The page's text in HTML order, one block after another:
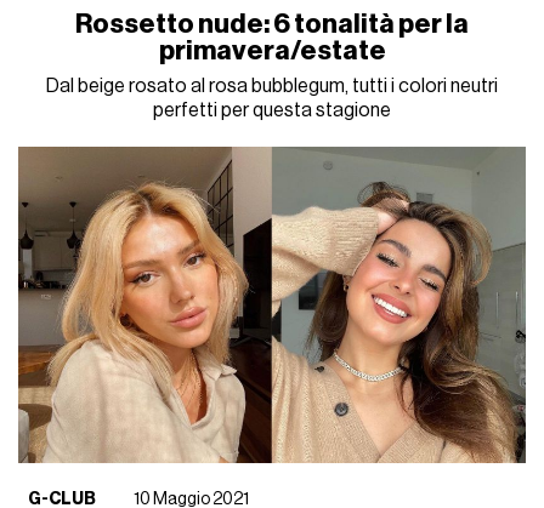
Rossetto nude: 6 tonalità per la
primavera/estate
Dal beige rosato al rosa bubblegum, tutti i colori neutri
perfetti per questa stagione
G-CLUB
10 Maggio 2021